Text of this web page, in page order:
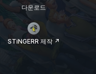
다운로드
STiNGERR 제작 ↗